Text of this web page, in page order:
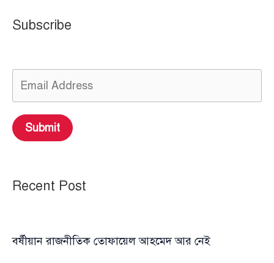
Subscribe
Submit
Recent Post
বর্ষীয়ান রাজনীতিক তোফায়েল আহমেদ আর নেই